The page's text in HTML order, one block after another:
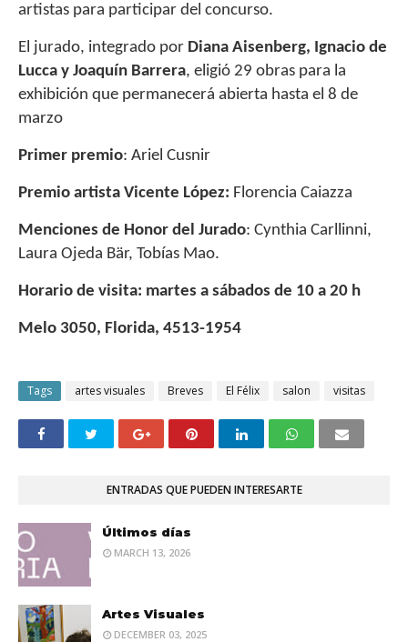
artistas para participar del concurso.
El jurado, integrado por Diana Aisenberg, Ignacio de
Lucca y Joaquín Barrera, eligió 29 obras para la
exhibición que permanecerá abierta hasta el 8 de
marzo
Primer premio: Ariel Cusnir
Premio artista Vicente López: Florencia Caiazza
Menciones de Honor del Jurado: Cynthia Carllinni,
Laura Ojeda Bär, Tobías Mao.
Horario de visita: martes a sábados de 10 a 20 h
Melo 3050, Florida, 4513-1954
Tags artes visuales Breves El Félix salon visitas
ENTRADAS QUE PUEDEN INTERESARTE
Últimos días
MARCH 13, 2026
Artes Visuales
DECEMBER 03, 2025